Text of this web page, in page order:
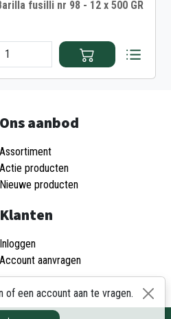
fusilli nr 98 - 12 x 500 GR
een account aan te vragen.
Ons aanbod
Assortiment
Actie producten
Nieuwe producten
Klanten
Inloggen
Account aanvragen